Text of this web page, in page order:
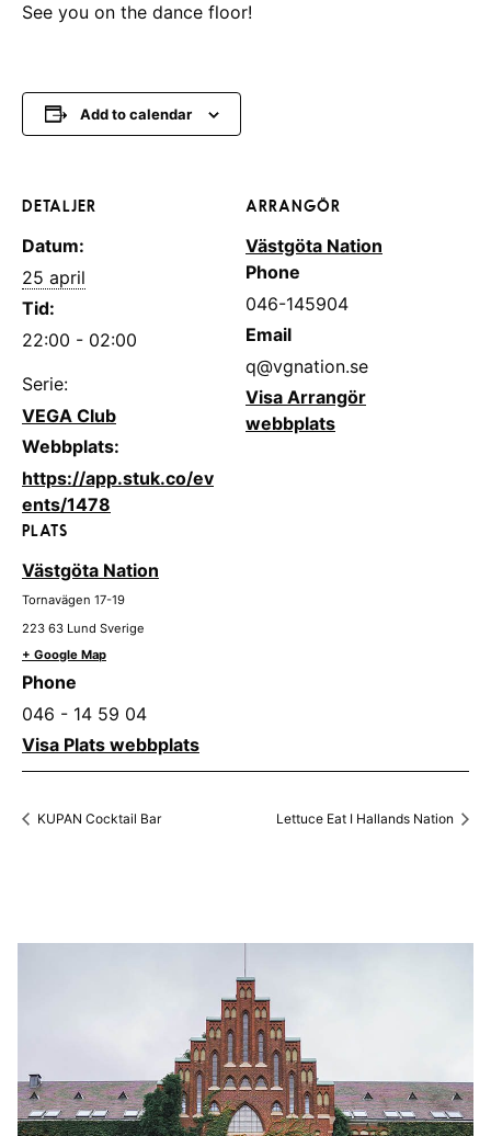
See you on the dance floor!
Add to calendar
DETALJER
Datum:
25 april
Tid:
22:00 - 02:00
Serie:
VEGA Club
Webbplats:
https://app.stuk.co/ev
ents/1478
PLATS
Västgöta Nation
Tornavägen 17-19
223 63 Lund Sverige
+ Google Map
Phone
046 - 14 59 04
Visa Plats webbplats
ARRANGÖR
Västgöta Nation
Phone
046-145904
Email
q@vgnation.se
Visa Arrangör
webbplats
KUPAN Cocktail Bar Lettuce Eat I Hallands Nation